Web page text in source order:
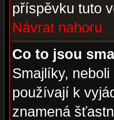
příspěvku tuto
Návrat nahoru
Co to jsou
Smajlíky,
používají k
znamená